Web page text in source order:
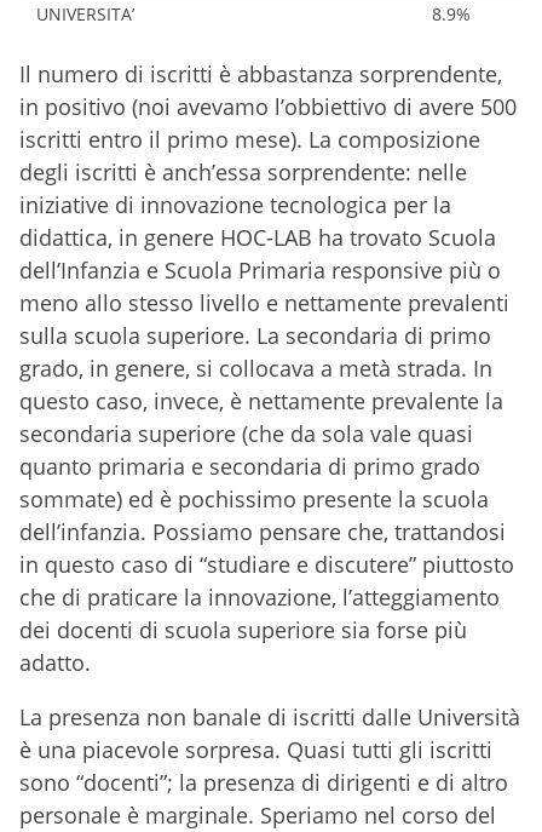
UNIVERSITA’
8.9%
Il numero di iscritti è abbastanza sorprendente,
in positivo (noi avevamo l’obbiettivo di avere 500
iscritti entro il primo mese). La composizione
degli iscritti è anch’essa sorprendente: nelle
iniziative di innovazione tecnologica per la
didattica, in genere HOC-LAB ha trovato Scuola
dell’Infanzia e Scuola Primaria responsive più o
meno allo stesso livello e nettamente prevalenti
sulla scuola superiore. La secondaria di primo
grado, in genere, si collocava a metà strada. In
questo caso, invece, è nettamente prevalente la
secondaria superiore (che da sola vale quasi
quanto primaria e secondaria di primo grado
sommate) ed è pochissimo presente la scuola
dell’infanzia. Possiamo pensare che, trattandosi
in questo caso di “studiare e discutere” piuttosto
che di praticare la innovazione, l’atteggiamento
dei docenti di scuola superiore sia forse più
adatto.
La presenza non banale di iscritti dalle Università
è una piacevole sorpresa. Quasi tutti gli iscritti
sono “docenti”; la presenza di dirigenti e di altro
personale è marginale. Speriamo nel corso del